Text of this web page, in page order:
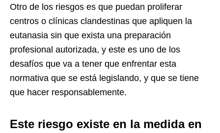
Otro de los riesgos es que puedan proliferar
centros o cl ínicas clandestinas que apliquen la
eutanasia sin que exista una preparación
profesional autorizada, y este es uno de los
desafíos que va a tener que enfrentar esta
normativa que se está legislando, y que se tiene
que hacer responsablemente.
Este riesgo existe en la medida en